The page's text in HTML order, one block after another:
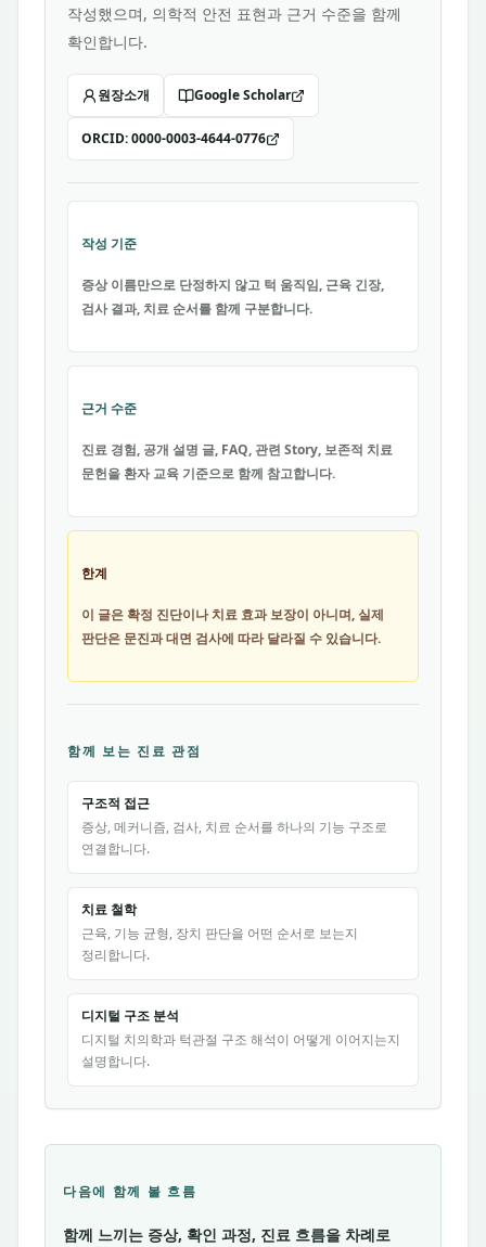
작성했으며, 의학적 안전 표현과 근거 수준을 함께
확인합니다.
원장소개 Google Scholar
ORCID:0000-0003-4644-0776
작성 기준
증상 이름만으로 단정하지 않고 턱 움직임, 근육 긴장,
검사 결과, 치료 순서를 함께 구분합니다.
근거 수준
진료 경험, 공개 설명 글, FAQ, 관련 Story, 보존적 치료
문헌을 환자 교육 기준으로 함께 참고합니다.
한계
이 글은 확정 진단이나 치료 효과 보장이 아니며, 실제
판단은 문진과 대면 검사에 따라 달라질 수 있습니다.
함께 보는 진료 관점
구조적 접근
증상, 메커니즘, 검사, 치료 순서를 하나의 기능 구조로
연결합니다.
치료 철학
근육, 기능 균형, 장치 판단을 어떤 순서로 보는지
정리합니다.
디지털 구조 분석
디지털 치의학과 턱관절 구조 해석이 어떻게 이어지는지
설명합니다.
다음에 함께 볼 흐름
함께 느끼는 증상, 확인 과정, 진료 흐름을 차례로